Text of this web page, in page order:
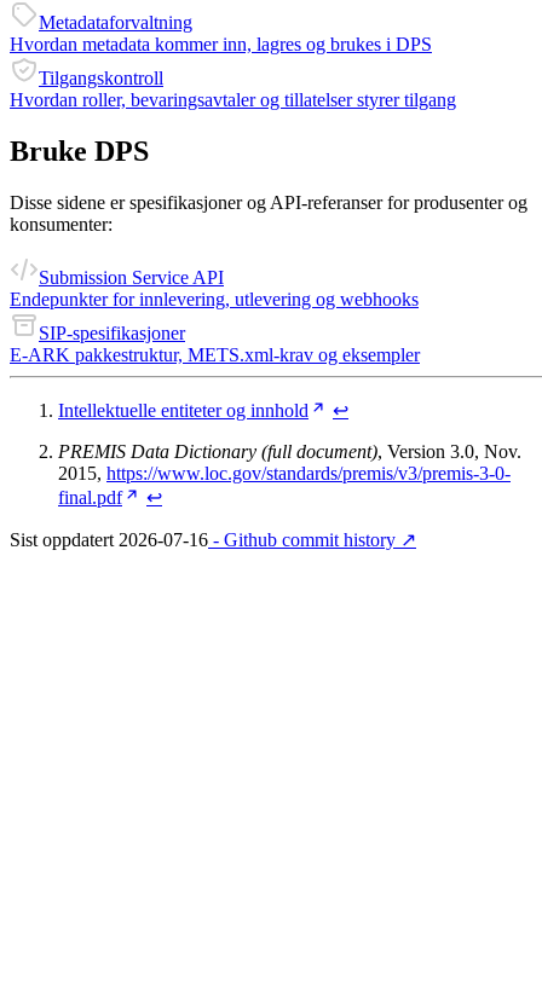
Metadataforvaltning
Hvordan metadata kommer inn, lagres og brukes i DPS
Tilgangskontroll
Hvordan roller, bevaringsavtaler og tillatelser styrer tilgang
Bruke DPS
Disse sidene er spesifikasjoner og API-referanser for produsenter og
konsumenter:
Submission Service API
Endepunkter for innlevering, utlevering og webhooks
SIP-spesifikasjoner
E-ARK pakkestruktur, METS.xml-krav og eksempler
Intellektuelle entiteter og innhold
↩︎
PREMIS Data Dictionary (full document), Version 3.0, Nov.
2015, https://www.loc.gov/standards/premis/v3/premis-3-0-
final.pdf
↩︎
Sist oppdatert 2026-07-16 - Github commit history ↗